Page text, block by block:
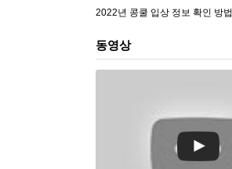
2022년 콩쿨 입상 정보 확인 방법
동영상